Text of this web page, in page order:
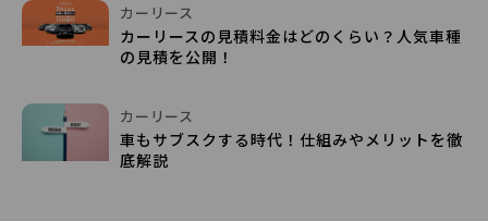
カーリース
カーリースの見積料金はどのくらい？人気車種
の見積を公開！
カーリース
車もサブスクする時代！仕組みやメリットを徹
底解説